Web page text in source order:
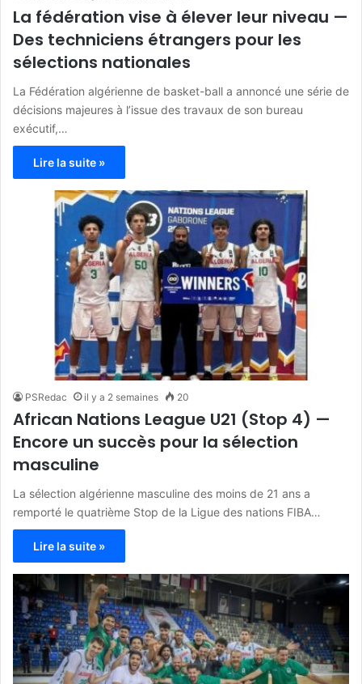
La fédération vise à élever leur niveau —
Des techniciens étrangers pour les
sélections nationales
La Fédération algérienne de basket-ball a annoncé une série de
décisions majeures à l’issue des travaux de son bureau
exécutif,…
Lire la suite »
PSRedac il y a 2 semaines 20
African Nations League U21 (Stop 4) —
Encore un succès pour la sélection
masculine
La sélection algérienne masculine des moins de 21 ans a
remporté le quatrième Stop de la Ligue des nations FIBA…
Lire la suite »